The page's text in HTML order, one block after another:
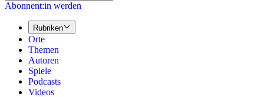
Abonnent:in werden
Rubriken
Orte
Themen
Autoren
Spiele
Podcasts
Videos